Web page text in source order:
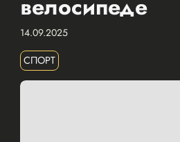
велосипеде
14.09.2025
СПОРТ